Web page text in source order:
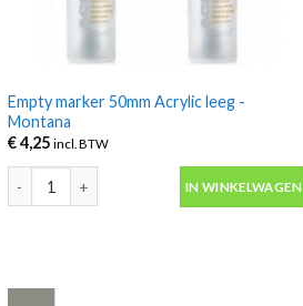
Empty marker 50mm Acrylic leeg -
Montana
€4,25 incl. BTW
IN WINKELWAGEN